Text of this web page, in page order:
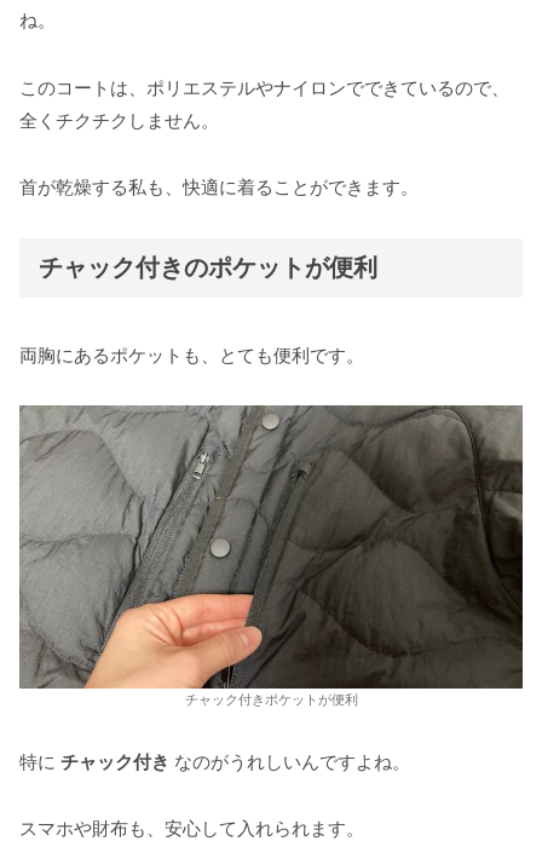
ね。
このコートは、ポリエステルやナイロンでできているので、
全くチクチクしません。
首が乾燥する私も、快適に着ることができます。
チャック付きのポケットが便利
両胸にあるポケットも、とても便利です。
チャック付きポケットが便利
特に チャック付き なのがうれしいんですよね。
スマホや財布も、安心して入れられます。